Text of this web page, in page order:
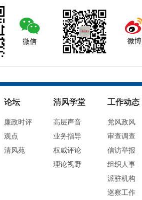
微信 微博
论坛
廉政时评
观点
清风苑
清风学堂
高层声音
业务指导
权威评论
理论视野
工作动态
党风政风
审查调查
信访举报
组织人事
派驻机构
巡察工作